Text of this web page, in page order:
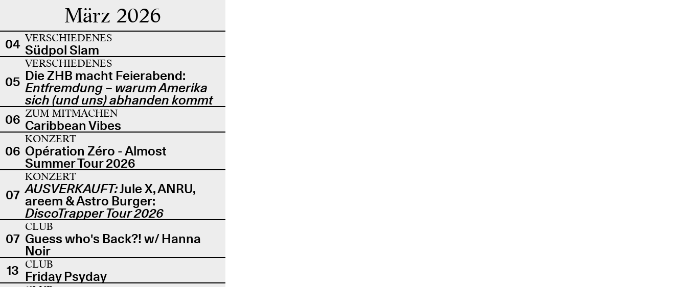
März 2026
04 VERSCHIEDENES
Südpol Slam
05
VERSCHIEDENES
Die ZHB macht Feierabend:
Entfremdung – warum Amerika
sich (und uns) abhanden kommt
06 ZUM MITMACHEN
Caribbean Vibes
06
KONZERT
Opération Zéro - Almost
Summer Tour 2026
07
KONZERT
AUSVERKAUFT:Jule X, ANRU,
areem & Astro Burger:
DiscoTrapper Tour 2026
07
CLUB
Guess who's Back?! w/ Hanna
Noir
13 CLUB
Friday Psyday